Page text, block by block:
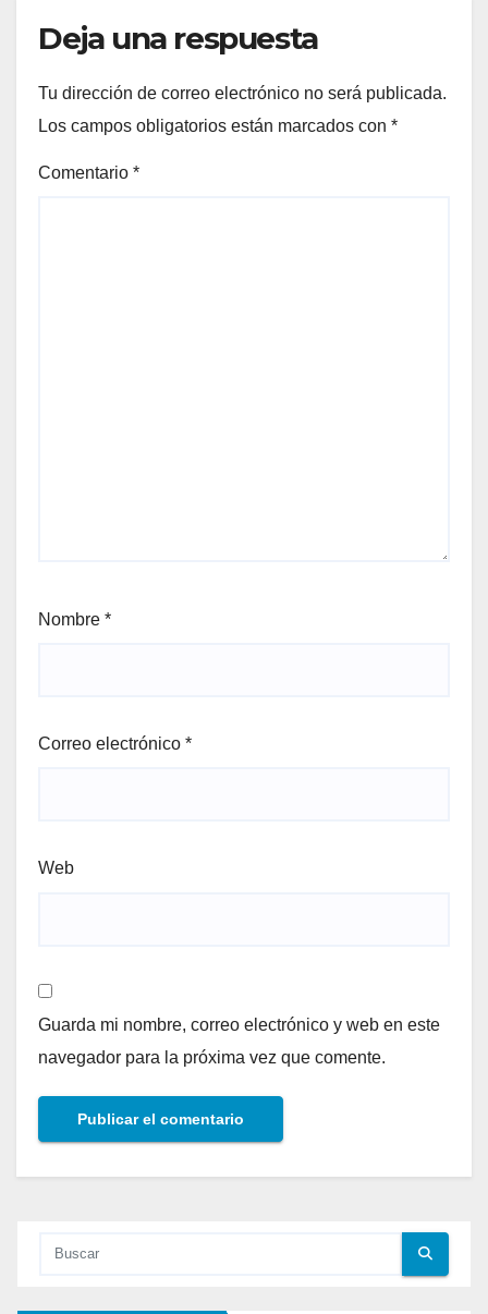
Deja una respuesta
Tu dirección de correo electrónico no será publicada.
Los campos obligatorios están marcados con *
Comentario *
Nombre *
Correo electrónico *
Web
Guarda mi nombre, correo electrónico y web en este
navegador para la próxima vez que comente.